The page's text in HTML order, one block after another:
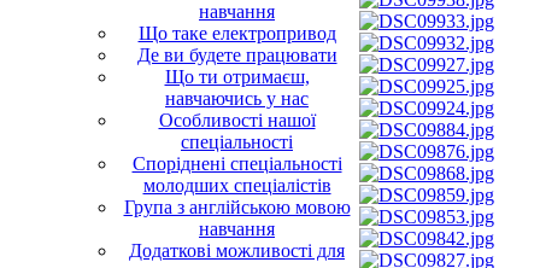
навчання
Що таке електропривод
Де ви будете працювати
Що ти отримаєш,
навчаючись у нас
Особливості нашої
спеціальності
Споріднені спеціальності
молодших спеціалістів
Група з англійською мовою
навчання
Додаткові можливості для